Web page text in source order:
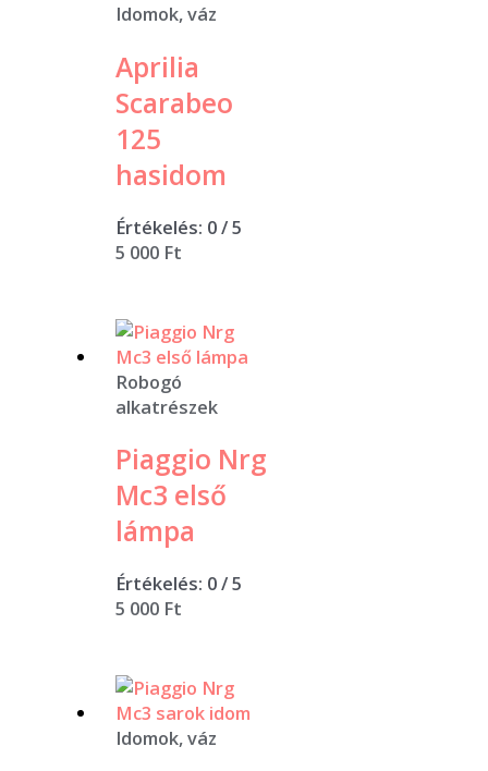
Idomok, váz
Aprilia
Scarabeo
125
hasidom
Értékelés: 0/ 5
5 000 Ft
Robogó
alkatrészek
Piaggio Nrg
Mc3 első
lámpa
Értékelés: 0/ 5
5 000 Ft
Idomok, váz